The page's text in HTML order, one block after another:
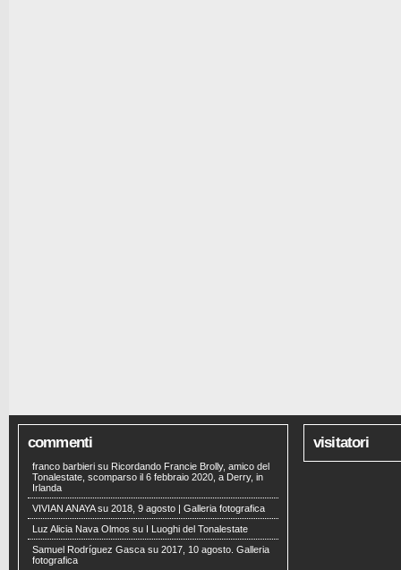
commenti
franco barbieri su Ricordando Francie Brolly, amico del
Tonalestate, scomparso il 6 febbraio 2020, a Derry, in
Irlanda
VIVIAN ANAYAsu 2018, 9 agosto | Galleria fotografica
Luz Alicia Nava Olmos su
I Luoghi del Tonalestate
Samuel Rodríguez Gasca su 2017, 10 agosto. Galleria
fotografica
visitatori